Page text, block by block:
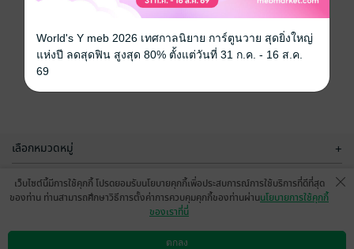
เลือกหมวดหมู่ +
บริการช่วยเหลือ +
เว็บไซต์นี้มีการใช้คุกกี้ โปรดยอมรับนโยบายคุกกี้เพื่อประสบการณ์การใช้บริการที่ดีที่สุด
ของท่าน ท่านสามารถศึกษาวิธีการตั้งค่าการควบคุมคุกกี้ของท่านผ่านนโยบายการใช้คุกกี้
ของเราที่นี่
ตกลง
World's Y meb 2026 เทศกาลนิยาย การ์ตูนวาย สุดยิ่งใหญ่
แห่งปี ลดสุดฟิน สูงสุด 80% ตั้งแต่วันที่ 31 ก.ค. - 16 ส.ค.
69